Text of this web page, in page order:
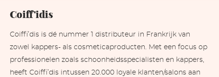
Coiff'idis
Coiffi’dis is dé nummer 1 distributeur in Frankrijk van
zowel kappers- als cosmeticaproducten. Met een focus op
professionelen zoals schoonheidsspecialisten en kappers,
heeft Coiffi’dis intussen 20.000 loyale klanten/salons aan